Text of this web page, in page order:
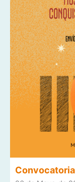
Convocatoria